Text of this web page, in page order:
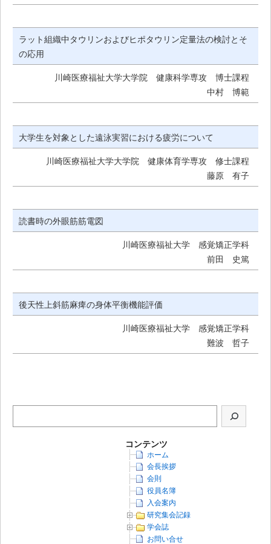
ラット組織中タウリンおよびヒポタウリン定量法の検討とそ
の応用
川崎医療福祉大学大学院 健康科学専攻 博士課程
中村 博範
大学生を対象とした遠泳実習における疲労について
川崎医療福祉大学大学院 健康体育学専攻 修士課程
藤原 有子
読書時の外眼筋筋電図
川崎医療福祉大学 感覚矯正学科
前田 史篤
後天性上斜筋麻痺の身体平衡機能評価
川崎医療福祉大学 感覚矯正学科
難波 哲子
コンテンツ
ホーム
会長挨拶
会則
役員名簿
入会案内
研究集会記録
学会誌
お問い合せ